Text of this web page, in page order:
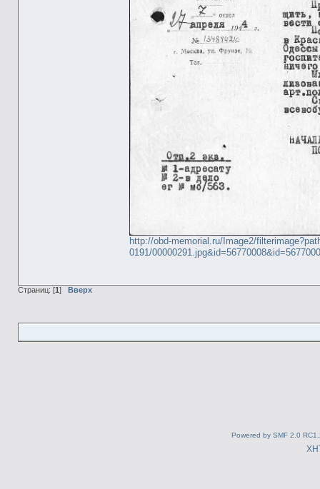
http://obd-memorial.ru/Image2/
0191/
Страниц: [1 ] Вверх
Powered by SMF 2.0